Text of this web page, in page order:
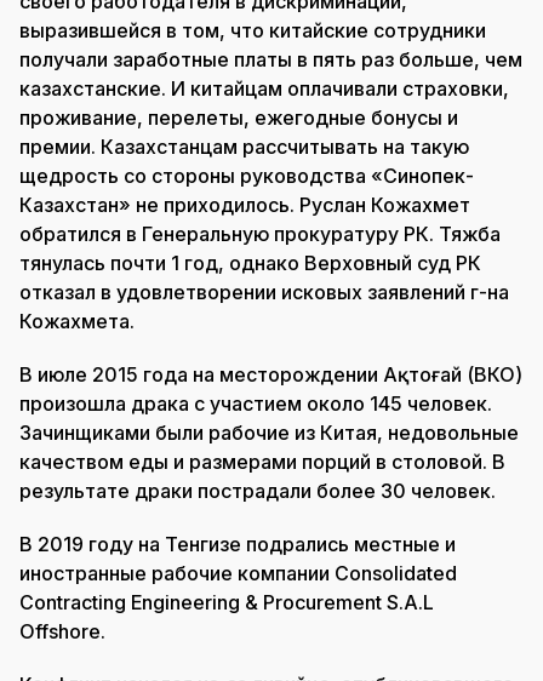
выразившейся в том, что китайские сотрудники
получали заработные платы в пять раз больше, чем
казахстанские. И китайцам оплачивали страховки,
проживание, перелеты, ежегодные бонусы и
премии. Казахстанцам рассчитывать на такую
щедрость со стороны руководства «Синопек-
Казахстан» не приходилось. Руслан Кожахмет
обратился в Генеральную прокуратуру РК. Тяжба
тянулась почти 1 год, однако Верховный суд РК
отказал в удовлетворении исковых заявлений г-на
Кожахмета.
В июле 2015 года на месторождении Ақтоғай (ВКО)
произошла драка с участием около 145 человек.
Зачинщиками были рабочие из Китая, недовольные
качеством еды и размерами порций в столовой. В
результате драки пострадали более 30 человек.
В 2019 году на Тенгизе подрались местные и
иностранные рабочие компании Consolidated
Contracting Engineering & Procurement S.A.L
Offshore.